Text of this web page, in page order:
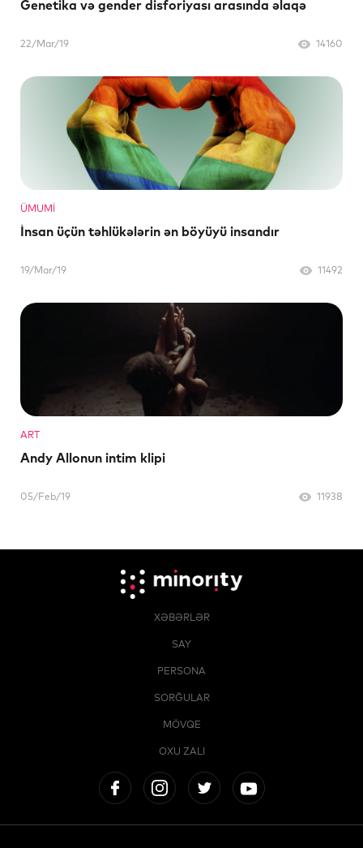
Genetika və gender disforiyası arasında əlaqə
22/Mar/19 14160
ÜMUMI
İnsan üçün təhlükələrin ən böyüyü insandır
19/Mar/19 11492
ART
Andy Allonun intim klipi
05/Feb/19 11938
XƏBƏRLƏR
SAY
PERSONA
SORĞULAR
MÖVQE
OXU ZALI